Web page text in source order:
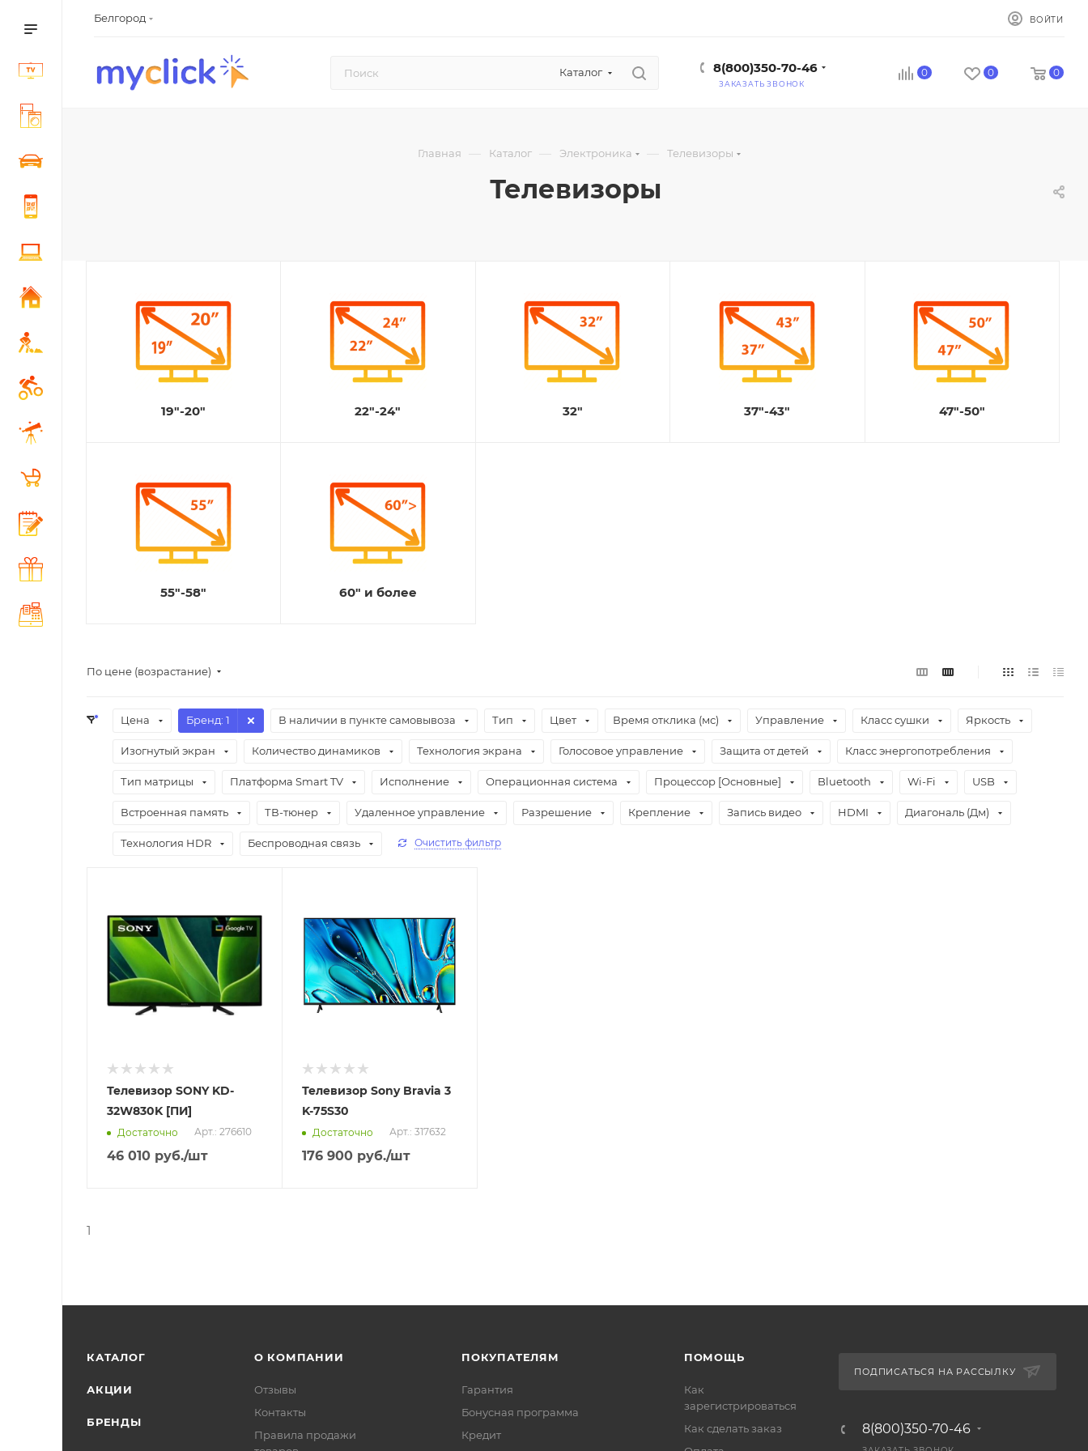
Белгород ВОЙТИ
Каталог 8(800)350-70-46
ЗАКАЗАТЬ ЗВОНОК
0 0 0
Главная — Каталог — Электроника — Телевизоры
Телевизоры
19"-20" 22"-24" 32" 37"-43" 47"-50"
55"-58" 60" и более
По цене (возрастание)
Цена Бренд: 1 В наличии в пункте самовывоза Тип Цвет Время отклика (мс) Управление Класс сушки Яркость
Изогнутый экран Количество динамиков Технология экрана Голосовое управление Защита от детей Класс энергопотребления
Тип матрицы Платформа Smart TV Исполнение Операционная система Процессор [Основные] Bluetooth Wi-Fi USB
Встроенная память ТВ-тюнер Удаленное управление Разрешение Крепление Запись видео HDMI Диагональ (Дм)
Технология HDR Беспроводная связь Очистить фильтр
В наличии в пункте
самовывоза
Нет
Телевизор SONY KD-
32W830K [ПИ]
Достаточно Арт.: 276610
46 010 руб./шт
В наличии в пункте
самовывоза
Нет
Телевизор Sony Bravia 3
K-75S30
Достаточно Арт.: 317632
176 900 руб./шт
1
КАТАЛОГ
АКЦИИ
БРЕНДЫ
О КОМПАНИИ
Отзывы
Контакты
Правила продажи
ПОКУПАТЕЛЯМ
Гарантия
Бонусная программа
Кредит
ПОМОЩЬ
Как
зарегистрироваться
Как сделать заказ
ПОДПИСАТЬСЯ НА РАССЫЛКУ
8(800)350-70-46